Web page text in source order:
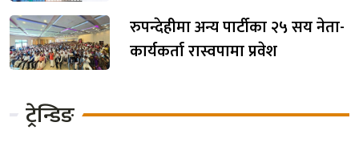
रुपन्देहीमा अन्य पार्टीका २५ सय नेता-
कार्यकर्ता रास्वपामा प्रवेश
ट्रेन्डिङ